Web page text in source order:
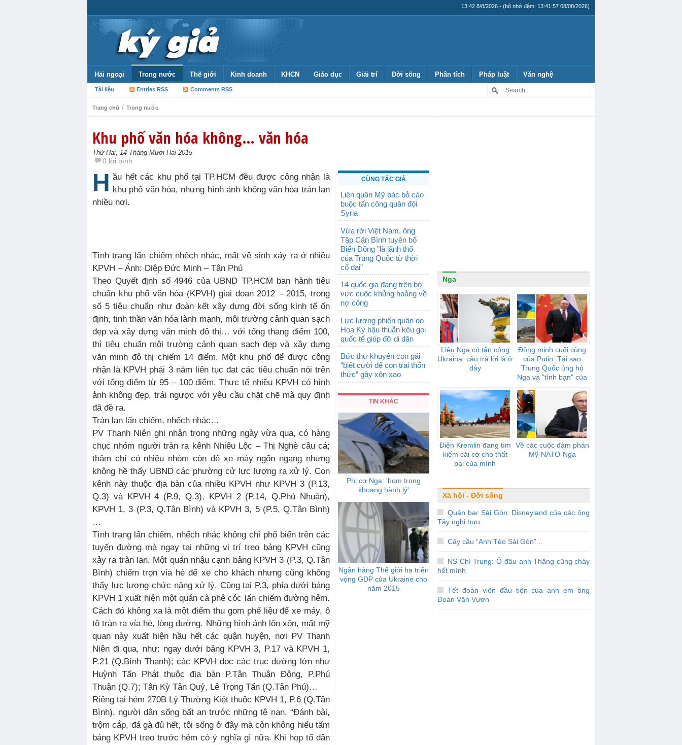
13:42 8/8/2026 - (bộ nhớ đệm: 13:41:57 08/08/2026)
Hải ngoại Trong nước Thế giới Kinh doanh KHCN Giáo dục Giải trí Đời sống Phân tích Pháp luật Văn nghệ
Tài liệu Entries RSS Comments RSS
Trang chủ / Trong nước
Khu phố văn hóa không… văn hóa
Thứ Hai, 14 Tháng Mười Hai 2015
0 lời bình
H ầu hết các khu phố tại TP.HCM đều được công nhận là
khu phố văn hóa, nhưng hình ảnh không văn hóa tràn lan
nhiều nơi.
Tình trạng lấn chiếm nhếch nhác, mất vệ sinh xảy ra ở nhiều
KPVH – Ảnh: Diệp Đức Minh – Tân Phú
Theo Quyết định số 4946 của UBND TP.HCM ban hành tiêu
chuẩn khu phố văn hóa (KPVH) giai đoạn 2012 – 2015, trong
số 5 tiêu chuẩn như đoàn kết xây dựng đời sống kinh tế ổn
định, tinh thần văn hóa lành mạnh, môi trường cảnh quan sạch
đẹp và xây dựng văn minh đô thị… với tổng thang điểm 100,
thì tiêu chuẩn môi trường cảnh quan sạch đẹp và xây dựng
văn minh đô thị chiếm 14 điểm. Một khu phố để được công
nhận là KPVH phải 3 năm liên tục đạt các tiêu chuẩn nói trên
với tổng điểm từ 95 – 100 điểm. Thực tế nhiều KPVH có hình
ảnh không đẹp, trái ngược với yêu cầu chặt chẽ mà quy định
đã đề ra.
Tràn lan lấn chiếm, nhếch nhác…
PV Thanh Niên ghi nhận trong những ngày vừa qua, có hàng
chục nhóm người tràn ra kênh Nhiêu Lộc – Thị Nghè câu cá;
thậm chí có nhiều nhóm còn để xe máy ngổn ngang nhưng
không hề thấy UBND các phường cử lực lượng ra xử lý. Con
kênh này thuộc địa bàn của nhiều KPVH như KPVH 3 (P.13,
Q.3) và KPVH 4 (P.9, Q.3), KPVH 2 (P.14, Q.Phú Nhuận),
KPVH 1, 3 (P.3, Q.Tân Bình) và KPVH 3, 5 (P.5, Q.Tân Bình)
…
Tình trạng lấn chiếm, nhếch nhác không chỉ phổ biến trên các
tuyến đường mà ngay tại những vị trí treo bảng KPVH cũng
xảy ra tràn lan. Một quán nhậu cạnh bảng KPVH 3 (P.3, Q.Tân
Bình) chiếm trọn vỉa hè để xe cho khách nhưng cũng không
thấy lực lượng chức năng xử lý. Cũng tại P.3, phía dưới bảng
KPVH 1 xuất hiện một quán cà phê cóc lấn chiếm đường hẻm.
Cách đó không xa là một điểm thu gom phế liệu để xe máy, ô
tô tràn ra vỉa hè, lòng đường. Những hình ảnh lộn xộn, mất mỹ
quan này xuất hiện hầu hết các quận huyện, nơi PV Thanh
Niên đi qua, như: ngay dưới bảng KPVH 3, P.17 và KPVH 1,
P.21 (Q.Bình Thạnh); các KPVH dọc các trục đường lớn như
Huỳnh Tấn Phát thuộc địa bàn P.Tân Thuận Đông, P.Phú
Thuận (Q.7); Tân Kỳ Tân Quý, Lê Trọng Tấn (Q.Tân Phú)…
Riêng tại hẻm 270B Lý Thường Kiệt thuộc KPVH 1, P.6 (Q.Tân
Bình), người dân sống bất an trước những tệ nạn. “Đánh bài,
trộm cắp, đá gà đủ hết, tôi sống ở đây mà còn không hiểu tấm
bảng KPVH treo trước hẻm có ý nghĩa gì nữa. Khi họp tổ dân
CÙNG TÁC GIẢ
​Liên quân Mỹ bác bỏ cáo
buộc tấn công quân đội
Syria
Vừa rời Việt Nam, ông
Tập Cận Bình tuyên bố
Biển Đông "là lãnh thổ
của Trung Quốc từ thời
cổ đại"
14 quốc gia đang trên bờ
vực cuộc khủng hoảng về
nợ công
Lực lượng phiến quân do
Hoa Kỳ hậu thuẫn kêu gọi
quốc tế giúp đỡ di dân
Bức thư khuyên con gái
“biết cười để con trai thổn
thức” gây xôn xao
TIN KHÁC
Phi cơ Nga: 'bom trong
khoang hành lý'
Ngân hàng Thế giới hạ triển
vọng GDP của Ukraine cho
năm 2015
Nga
Liệu Nga có tấn công
Ukraina: câu trả lời là ở
đây
Đồng minh cuối cùng
của Putin: Tại sao
Trung Quốc ủng hộ
Nga và "tình bạn" của
Điện Kremlin đang tìm
kiếm cái cớ cho thất
bại của mình
Về các cuộc đàm phán
Mỹ-NATO-Nga
Xã hội - Đời sống
Quán bar Sài Gòn: Disneyland của các ông
Tây nghỉ hưu
Cây cầu “Anh Tèo Sài Gòn”...
NS Chí Trung: Ở đâu anh Thăng cũng cháy
hết mình
Tết đoàn viên đầu tiên của anh em ông
Đoàn Văn Vươn